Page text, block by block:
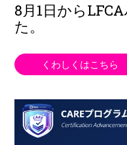
8月1日から
た。
くわしくはこちら